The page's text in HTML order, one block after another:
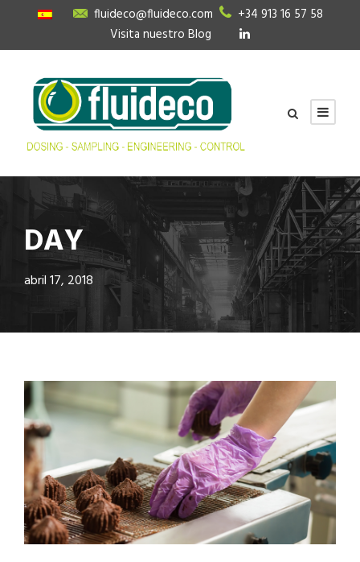
fluideco@fluideco.com
+34 913 16 57 58
Visita nuestro Blog
DAY
abril 17, 2018